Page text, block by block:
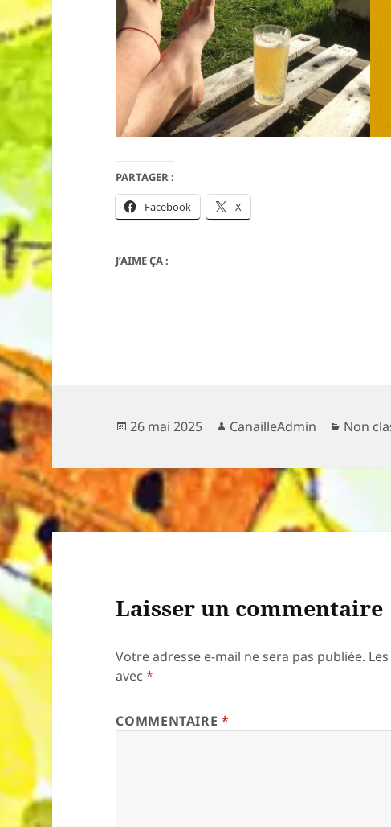
PARTAGER :
Facebook X
J’AIME ÇA :
Publié
26 mai 2025 Auteur
CanailleAdmin Non
Laisser un commentaire
Votre adresse e-mail ne sera pas publiée.
avec*
COMMENTAIRE*